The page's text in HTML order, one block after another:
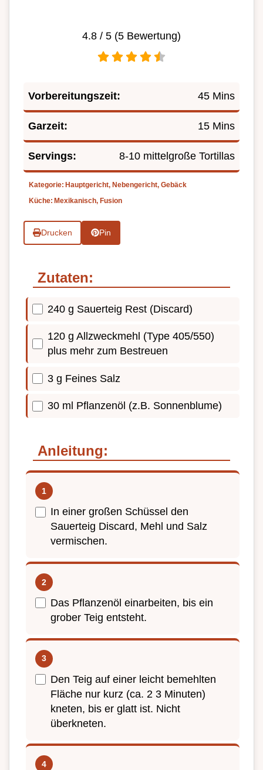
4.8 / 5 (5 Bewertung)
Vorbereitungszeit: 45 Mins
Garzeit: 15 Mins
Servings: 8-10 mittelgroße Tortillas
Kategorie: Hauptgericht, Nebengericht, Gebäck
Küche: Mexikanisch, Fusion
Drucken Pin
Zutaten:
240 g Sauerteig Rest (Discard)
120 g Allzweckmehl (Type 405/550)
plus mehr zum Bestreuen
3 g Feines Salz
30 ml Pflanzenöl (z.B. Sonnenblume)
Anleitung:
In einer großen Schüssel den
Sauerteig Discard, Mehl und Salz
vermischen.
Das Pflanzenöl einarbeiten, bis ein
grober Teig entsteht.
Den Teig auf einer leicht bemehlten
Fläche nur kurz (ca. 2 3 Minuten)
kneten, bis er glatt ist. Nicht
überkneten.